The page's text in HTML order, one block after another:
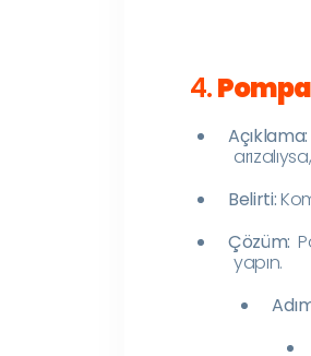
4.
Açıklama:
Belirti:
Çözüm:
yapın.